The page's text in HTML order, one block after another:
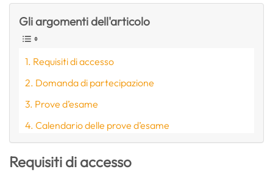
Gli argomenti dell'articolo
Requisiti di accesso
Domanda di partecipazione
Prove d’esame
Calendario delle prove d’esame
Requisiti di accesso